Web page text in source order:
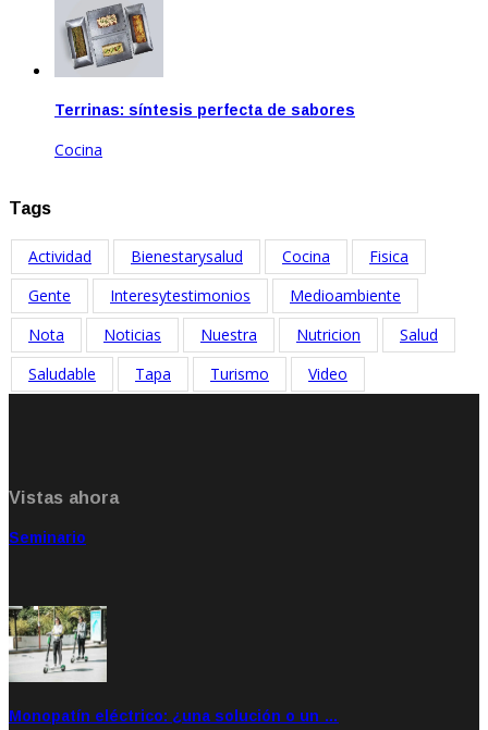
Terrinas: síntesis perfecta de sabores
Cocina
Tags
Actividad Bienestarysalud Cocina
Fisica
Gente
Interesytestimonios
Medioambiente
Nota
Noticias Nuestra Nutricion
Salud
Saludable
Tapa Turismo Video
Vistas ahora
Seminario
Monopatín eléctrico: ¿una solución o un …